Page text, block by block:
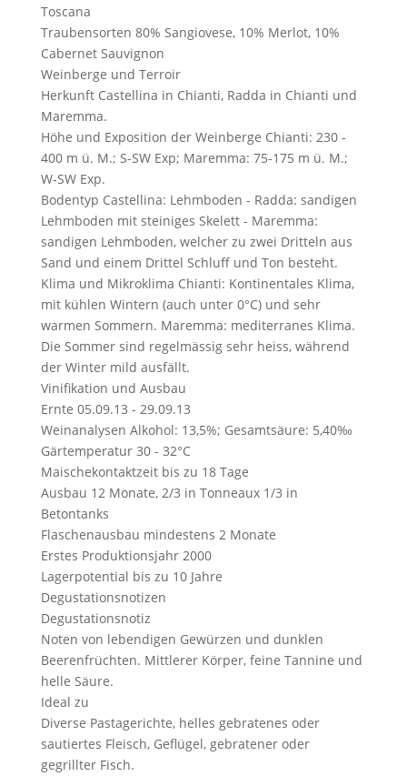
Toscana
Traubensorten 80% Sangiovese, 10% Merlot, 10%
Cabernet Sauvignon
Weinberge und Terroir
HerkunftCastellina in Chianti, Radda in Chianti und
Maremma.
Höhe und Exposition der Weinberge Chianti: 230 -
400 m ü. M.; S-SW Exp; Maremma: 75-175 m ü. M.;
W-SW Exp.
Bodentyp Castellina: Lehmboden - Radda: sandigen
Lehmboden mit steiniges Skelett - Maremma:
sandigen Lehmboden, welcher zu zwei Dritteln aus
Sand und einem Drittel Schluff und Ton besteht.
Klima und Mikroklima Chianti: Kontinentales Klima,
mit kühlen Wintern (auch unter 0°C) und sehr
warmen Sommern. Maremma: mediterranes Klima.
Die Sommer sind regelmässig sehr heiss, während
der Winter mild ausfällt.
Vinifikation und Ausbau
Ernte 05.09.13 - 29.09.13
Weinanalysen Alkohol: 13,5%; Gesamtsäure: 5,40‰
Gärtemperatur30 - 32°C
Maischekontaktzeitbis zu 18 Tage
Ausbau 12 Monate, 2/3 in Tonneaux 1/3 in
Betontanks
Flaschenausbau mindestens 2 Monate
Erstes Produktionsjahr2000
Lagerpotential bis zu 10 Jahre
Degustationsnotizen
Degustationsnotiz
Noten von lebendigen Gewürzen und dunklen
Beerenfrüchten. Mittlerer Körper, feine Tannine und
helle Säure.
Ideal zu
Diverse Pastagerichte, helles gebratenes oder
sautiertes Fleisch, Geflügel, gebratener oder
gegrillter Fisch.